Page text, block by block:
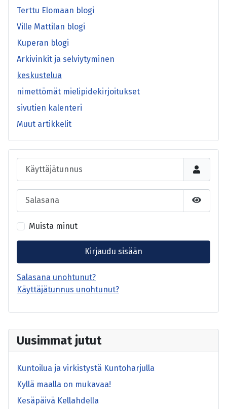
Uusimmat jutut
Kuntoilua ja virkistystä Kuntoharjulla
Kyllä maalla on mukavaa!
Kesäpäivä Kellahdella
Terttu Elomaan blogi
Ville Mattilan blogi
Kuperan blogi
Arkivinkit ja selviytyminen
keskustelua
nimettömät mielipidekirjoitukset
sivutien kalenteri
Muut artikkelit
Käyttäjätunnus
Salasana
Näytä
Muista minut
Kirjaudu sisään
Salasana unohtunut?
Käyttäjätunnus unohtunut?